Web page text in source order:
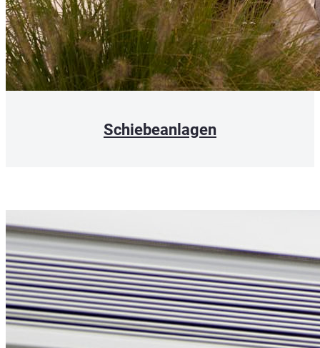
Schiebeanlagen